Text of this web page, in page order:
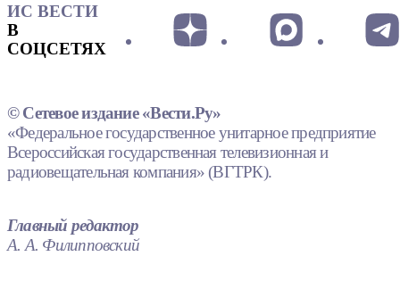
ИС ВЕСТИ
В
СОЦСЕТЯХ
© Сетевое издание «Вести.Ру»
«Федеральное государственное унитарное предприятие
Всероссийская государственная телевизионная и
радиовещательная компания» (ВГТРК).
Главный редактор
А. А. Филипповский